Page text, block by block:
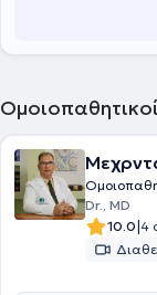
Dr., MD
10.0|4